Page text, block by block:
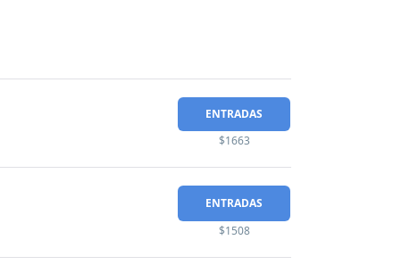
ENTRADAS
$1663
ENTRADAS
$1508